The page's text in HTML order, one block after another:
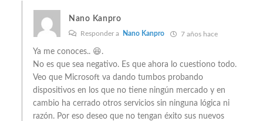
Nano Kanpro
Responder a Nano Kanpro 7 años hace
Ya me conoces.. 😆.
No es que sea negativo. Es que ahora lo cuestiono todo.
Veo que Microsoft va dando tumbos probando
dispositivos en los que no tiene ningún mercado y en
cambio ha cerrado otros servicios sin ninguna lógica ni
razón. Por eso deseo que no tengan éxito sus nuevos